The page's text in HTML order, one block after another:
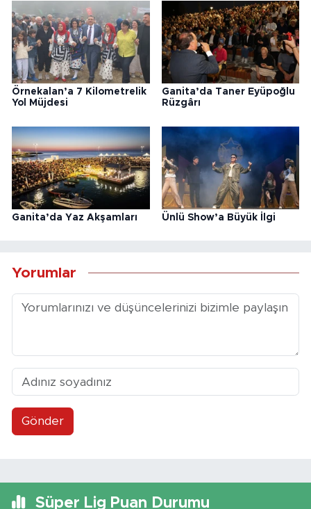
Örnekalan’a 7 Kilometrelik
Yol Müjdesi
Ganita’da Taner Eyüpoğlu
Rüzgârı
Ganita’da Yaz Akşamları Ünlü Show’a Büyük İlgi
Yorumlar
Gönder
Süper Lig Puan Durumu